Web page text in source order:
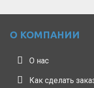
О КОМПАНИИ
О нас
Как сделать